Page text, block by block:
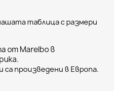
таблица с размери
от Marelbo в
са произведени в Европа.